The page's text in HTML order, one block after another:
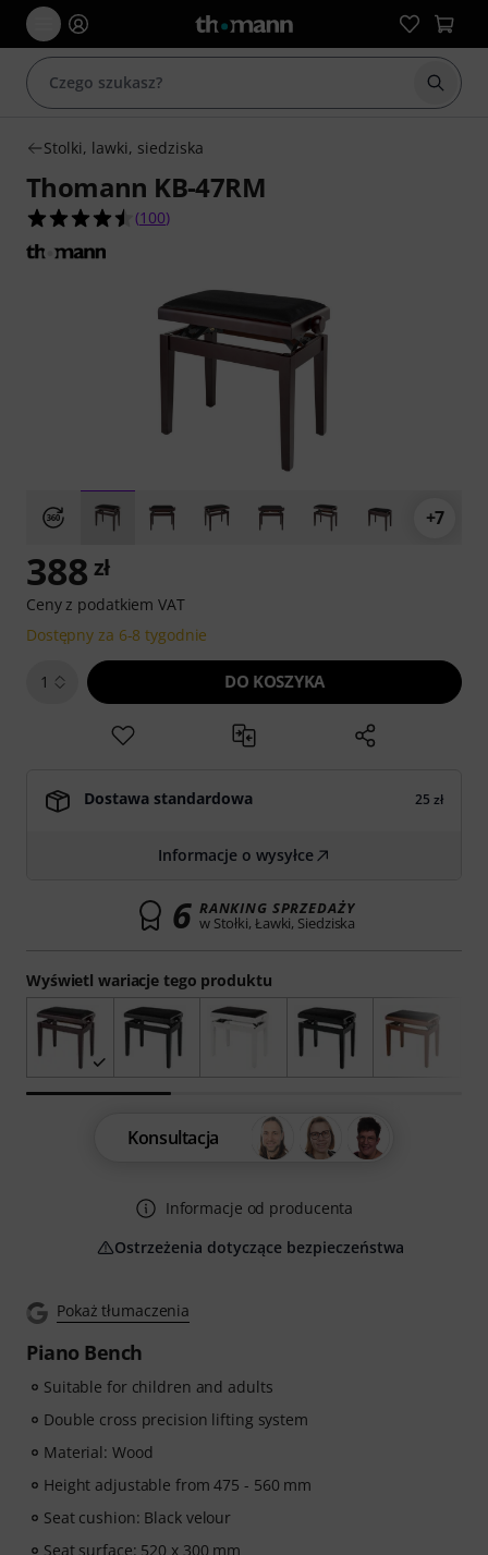
Stolki, lawki, siedziska
Thomann KB-47RM
4.5 na 5 gwiazdek z 100 ocen klientów
(100)
+7
Pokaż tłumaczenia
Piano Bench
Suitable for children and adults
Double cross precision lifting system
Material: Wood
Height adjustable from 475 - 560 mm
Seat cushion: Black velour
Seat surface: 520 x 300 mm
Wyświetl wariacje tego produktu
388 zł
Ceny z podatkiem VAT
Dostępny za 6-8 tygodnie
1 DO KOSZYKA
Dostawa standardowa 25 zł
Informacje o wysyłce
6 RANKING SPRZEDAŻY
w Stołki, Ławki, Siedziska
Konsultacja
Informacje od producenta
Ostrzeżenia dotyczące bezpieczeństwa